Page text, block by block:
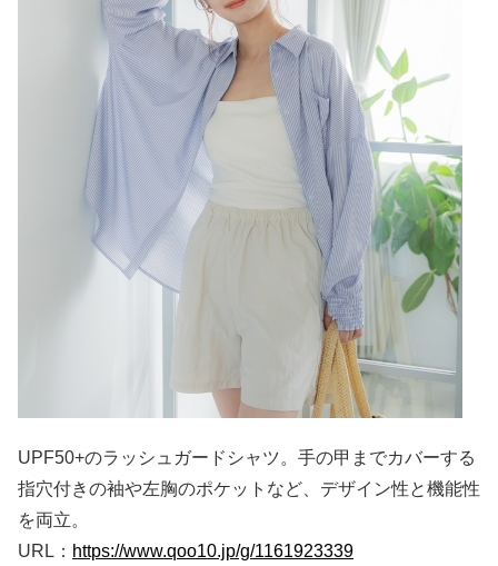
UPF50+のラッシュガードシャツ。手の甲までカバーする
指穴付きの袖や左胸のポケットなど、デザイン性と機能性
を両立。
URL： https://www.qoo10.jp/g/1161923339